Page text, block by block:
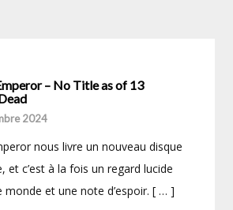
– No Title as of 13
2024
nous livre un nouveau disque
et c’est à la fois un regard lucide
et une note d’espoir. [ … ]